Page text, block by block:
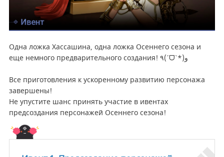
Одна ложка Хассашина, одна ложка Осеннего сезона и
Все приготовления к ускоренному развитию персонажа
завершены!
Не упустите шанс принять участие в ивентах
предсоздания персонажей Осеннего сезона!